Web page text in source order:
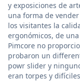
y exposiciones de
una forma de
los visitantes la
ergonómicos, de
Pimcore no
probaron un
powr slider y
eran torpes y